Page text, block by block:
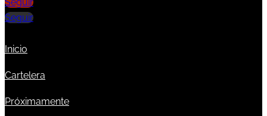
Seguir
Seguir
Inicio
Cartelera
Próximamente